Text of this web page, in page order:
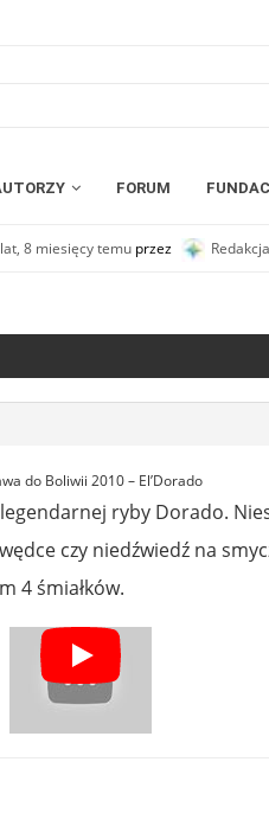
FORUM
8 miesięcy temu przez Redakcja
do Boliwii 2010 – El’Dorado
ryby Dorado.
czy niedźwiedź na
4 śmiałków.